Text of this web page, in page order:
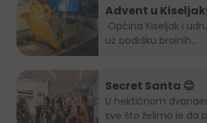
Advent u
uz podršku brojnih...
Secret Santa 😊
U hektičnom
sve što želimo je da